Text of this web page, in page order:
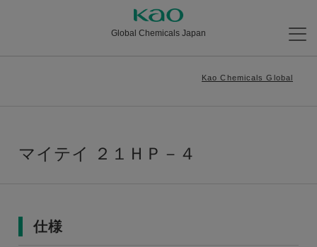
Global Chemicals Japan
Kao Chemicals Global
マイテイ ２１ＨＰ－４
仕様